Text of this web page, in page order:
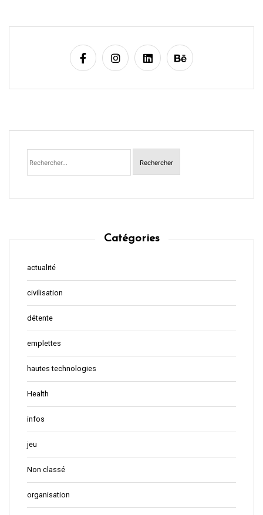
Rechercher :
Catégories
actualité
civilisation
détente
emplettes
hautes technologies
Health
infos
jeu
Non classé
organisation